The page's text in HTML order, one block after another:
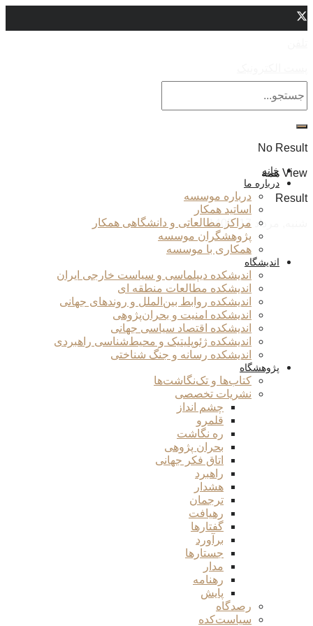
No Result
View همه
Result
شنبه, مرداد 17, 1405
خانه
درباره ما
درباره موسسه
اساتید همکار
مراکز مطالعاتی و دانشگاهی همکار
پژوهشگران موسسه
همکاری با موسسه
اندیشگاه
اندیشکده دیپلماسی و سیاست خارجی ایران
اندیشکده مطالعات منطقه ای
اندیشکده روابط بین‌الملل و روندهای جهانی
اندیشکده امنیت و بحران‌پژوهی
اندیشکده اقتصاد سیاسی جهانی
اندیشکده ژئوپلیتیک و محیط‌شناسی راهبردی
اندیشکده رسانه و جنگ شناختی
پژوهشگاه
کتاب‌ها و تک‌نگاشت‌ها
نشریات تخصصی
چشم انداز
قلمرو
ره نگاشت
بحران پژوهی
اتاق فکر جهانی
راهبرد
هشدار
ترجمان
رهیافت
گفتارها
برآورد
جستارها
مدار
رهنامه
پایش
رصدگاه
سیاست‌کده